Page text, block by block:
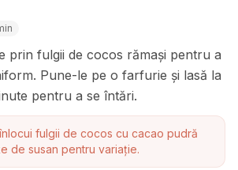
prin fulgii de cocos rămași pentru a
Pune-le pe o farfurie și lasă la
pentru a se întări.
fulgii de cocos cu cacao pudră
de susan pentru variație.